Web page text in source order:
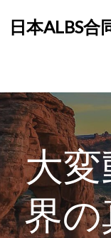
日本ALBS合
大
界